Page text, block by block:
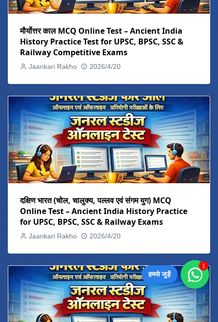
मौर्योत्तर काल MCQ Online Test – Ancient India
History Practice Test for UPSC, BPSC, SSC &
Railway Competitive Exams
Jaankari Rakho 2026/4/20
दक्षिण भारत (चोल, चालुक्य, पल्लव एवं संगम युग) MCQ
Online Test – Ancient India History Practice
for UPSC, BPSC, SSC & Railway Exams
Jaankari Rakho 2026/4/20
हमसे जुड़ें
1